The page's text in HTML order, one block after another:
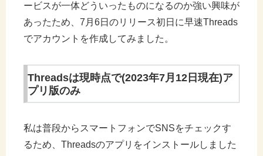
ービスが一体どういったものになるのか強い興味が
あったため、7月6日のリリース初日に早速Threads
でアカウントを作成してみました。
Threadsは現時点で(2023年7月12日現在)ア
プリ版のみ
私は普段からスマートフォンでSNSをチェックす
るため、Threadsのアプリをインストールしました